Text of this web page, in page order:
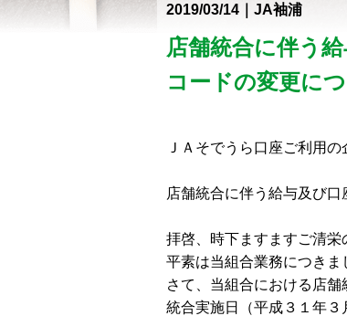
2019/03/14｜JA袖浦
店舗統合に伴う
コードの変更に
ＪＡそでうら口座ご利用
店舗統合に伴う給与及び
拝啓、時下ますますご清栄
平素は当組合業務につきま
さて、当組合における店舗
統合実施日（平成３１年３